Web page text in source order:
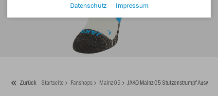
Zurück Startseite Fanshops Mainz 05 JAKO Mainz 05 Stutzenstrumpf
Datenschutz
Impressum